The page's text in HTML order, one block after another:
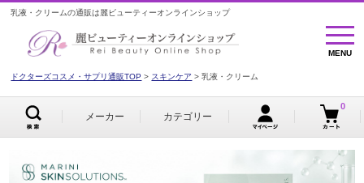
乳液・クリームの通販は麗ビューティーオンラインショップ
MENU
MENU
ドクターズコスメ・サプリ通販TOP スキンケア 乳液・クリーム
メーカー カテゴリー
0